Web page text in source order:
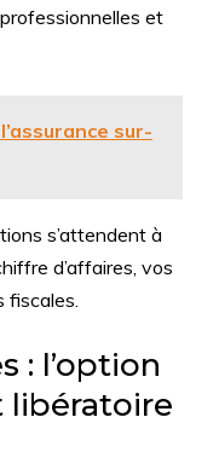
et
sur-
s’attendent à
d’affaires, vos
fiscales.
: l’option
libératoire